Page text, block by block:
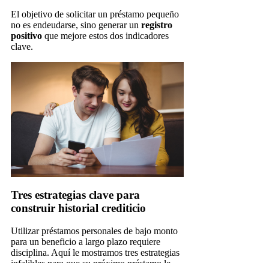
El objetivo de solicitar un préstamo pequeño
no es endeudarse, sino generar un registro
positivo que mejore estos dos indicadores
clave.
Tres estrategias clave para
construir historial crediticio
Utilizar préstamos personales de bajo monto
para un beneficio a largo plazo requiere
disciplina. Aquí le mostramos tres estrategias